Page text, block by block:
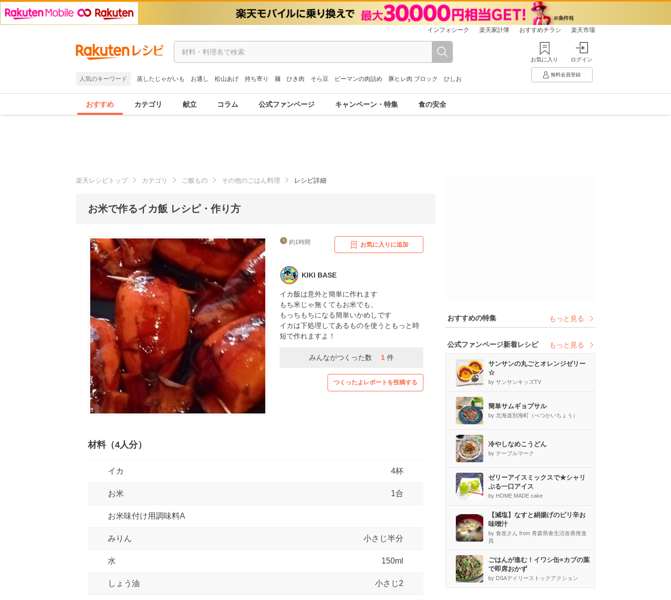
インフォシーク 楽天家計簿 おすすめチラシ 楽天市場
人気のキーワード 蒸したじゃがいも お通し 松山あげ 持ち寄り 麺 ひき肉 そら豆 ピーマンの肉詰め 豚ヒレ肉 ブロック ひしお
お気に入り ログイン
無料会員登録
おすすめ カテゴリ 献立 コラム 公式ファンページ キャンペーン・特集 食の安全
楽天レシピトップ カテゴリ ご飯もの その他のごはん料理 レシピ詳細
お米で作るイカ飯 レシピ・作り方
約1時間 お気に入りに追加
KIKI BASE
イカ飯は意外と簡単に作れます
もち米じゃ無くてもお米でも、
もっちもちになる簡単いかめしです
イカは下処理してあるものを使うともっと時
短で作れますよ！
みんながつくった数 1 件
つくったよレポートを投稿する
材料（4人分）
イカ 4杯
お米 1合
お米味付け用調味料A
みりん 小さじ半分
水 150ml
しょう油 小さじ2
おすすめの特集 もっと見る
公式ファンページ新着レシピ もっと見る
サンサンの丸ごとオレンジゼリー
☆
by サンサンキッズTV
簡単サムギョプサル
by 北海道別海町（べつかいちょう）
冷やしなめこうどん
by テーブルマーク
ゼリーアイスミックスで★シャリ
ぷる一口アイス
by HOME MADE cake
【減塩】なすと絹揚げのピリ辛お
味噌汁
by 食改さん from 青森県食生活改善推進
員
ごはんが進む！イワシ缶×カブの葉
で即席おかず
by DSAデイリーストックアクション